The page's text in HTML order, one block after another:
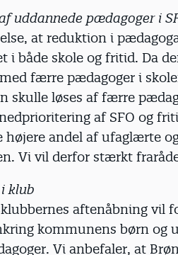
uddannede pædagoger i
at reduktion i
i både skole og fritid. Da
færre pædagoger i
skulle løses af færre
af SFO og
højere andel af ufaglærte
Vi vil derfor stærkt
klub
aftenåbning vil
kommunens børn og
Vi anbefaler, at